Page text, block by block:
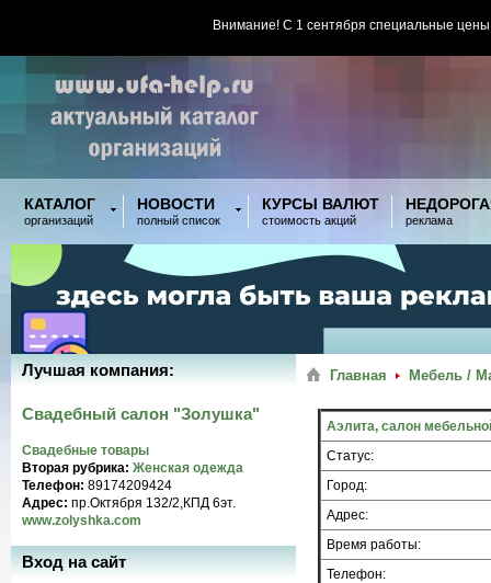
Внимание! С 1 сентября специальные
КАТАЛОГ
организаций
НОВОСТИ
полный список
КУРСЫ ВАЛЮТ
стоимость акций реклама
Главная Мебель /
Аэлита, салон
Статус:
Город:
Адрес:
Время работы:
Телефон:
Лучшая компания:
Свадебный салон "Золушка"
Свадебные товары
Вторая рубрика: Женская одежда
Телефон: 89174209424
Адрес: пр.Октября 132/2,КПД 6эт.
www.zolyshka.com
Вход на сайт